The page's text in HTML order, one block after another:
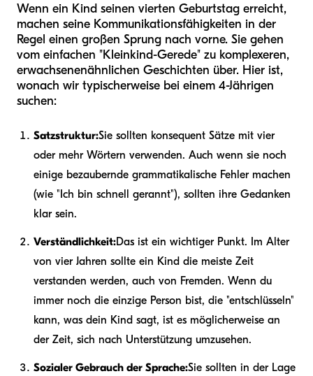
Wenn ein Kind seinen vierten Geburtstag erreicht,
machen seine Kommunikationsfähigkeiten in der
Regel einen großen Sprung nach vorne. Sie gehen
vom einfachen "Kleinkind-Gerede" zu komplexeren,
erwachsenenähnlichen Geschichten über. Hier ist,
wonach wir typischerweise bei einem 4-Jährigen
suchen:
Satzstruktur:Sie sollten konsequent Sätze mit vier
oder mehr Wörtern verwenden. Auch wenn sie noch
einige bezaubernde grammatikalische Fehler machen
(wie "Ich bin schnell gerannt"), sollten ihre Gedanken
klar sein.
Verständlichkeit:Das ist ein wichtiger Punkt. Im Alter
von vier Jahren sollte ein Kind die meiste Zeit
verstanden werden, auch von Fremden. Wenn du
immer noch die einzige Person bist, die "entschlüsseln"
kann, was dein Kind sagt, ist es möglicherweise an
der Zeit, sich nach Unterstützung umzusehen.
Sozialer Gebrauch der Sprache:Sie sollten in der Lage